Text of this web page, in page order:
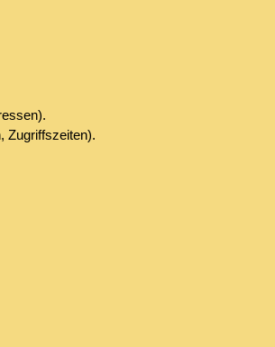
Zugriffszeiten).